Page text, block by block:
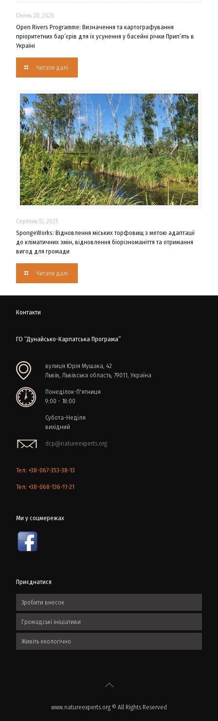
Січень 20, 2026
Open Rivers Programme: Визначення та картографування
пріоритетних бар’єрів для їх усунення у басейні річки Прип’ять в
Україні
Читати далі
Серпень 12, 2025
SpongeWorks: Відновлення міських торфовищ з метою адаптації
до кліматичних змін, відновлення біорізноманіття та отримання
вигод для громади
Читати далі
Контакти
ГО “Дунайсько-Карпатська Програма”
вулиця Юрія Мушака, 42
Львів, Львівська область, 79011, Україна
Понеділок-П'ятниця
9:00 - 18:00
Субота-Неділя
вихідний
dcp@natureexperts.org
Тел: +38-067-353-38-13
Тел: +38-068-136-11-21
Ми у соцмережах
Приєднатися
Зробити внесок
Громадські ініціативи
Живіть екологічно
www.natureexperts.org © All Rights Reserved